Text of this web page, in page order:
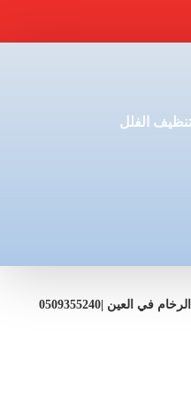
الفلل
العين |0509355240